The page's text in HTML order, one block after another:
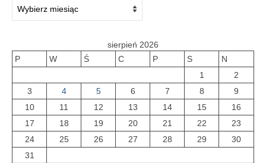
Historia
Wizja
Internet
Kontakt
Dane kontaktowe
sierpień 2026
P
W Ś C P S
N
1
2
3
4 5 6 7 8
9
10
11 12 13 14 15
16
17
18 19 20 21 22
23
24
25 26 27 28 29
30
31